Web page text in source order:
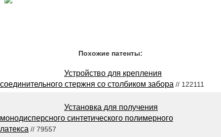
Похожие патенты:
Устройство для крепления
соединительного стержня со столбиком забора // 122111
Установка для получения
монодисперсного синтетического полимерного
латекса // 79557